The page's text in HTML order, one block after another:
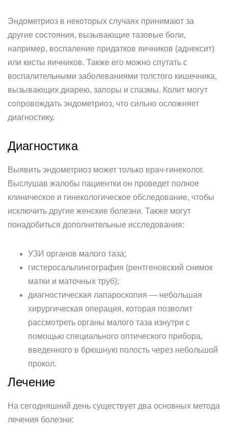
Эндометриоз в некоторых случаях принимают за
другие состояния, вызывающие тазовые боли,
например, воспаление придатков яичников (аднексит)
или кисты яичников. Также его можно спутать с
воспалительными заболеваниями толстого кишечника,
вызывающих диарею, запоры и спазмы. Колит могут
сопровождать эндометриоз, что сильно осложняет
диагностику.
Диагностика
Выявить эндометриоз может только врач-гинеколог.
Выслушав жалобы пациентки он проведет полное
клиническое и гинекологическое обследование, чтобы
исключить другие женские болезни. Также могут
понадобиться дополнительные исследования:
УЗИ органов малого таза;
гистеросальпингография (рентгеновский снимок
матки и маточных труб);
диагностическая лапароскопия — небольшая
хирургическая операция, которая позволит
рассмотреть органы малого таза изнутри с
помощью специального оптического прибора,
введенного в брюшную полость через небольшой
прокол.
Лечение
На сегодняшний день существует два основных метода
лечения болезни: